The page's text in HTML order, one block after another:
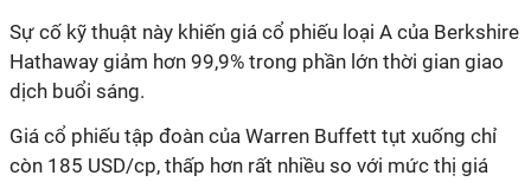
Sự cố kỹ thuật này khiến giá cổ phiếu loại A của Berkshire
Hathaway giảm hơn 99,9% trong phần lớn thời gian giao
dịch buổi sáng.
Giá cổ phiếu tập đoàn của Warren Buffett tụt xuống chỉ
còn 185 USD/cp, thấp hơn rất nhiều so với mức thị giá